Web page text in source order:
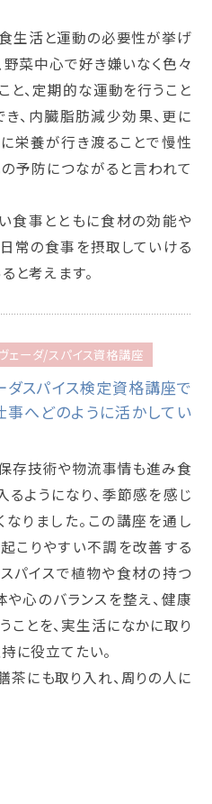
生活と運動の必要性が挙げ
野菜中心で好き嫌いなく色々
と、定期的な運動を行うこと
、内臓脂肪減少効果、更に
栄養が行き渡ることで慢性
予防につながると言われて
食事とともに食材の効能や
常の食事を摂取していける
と考えます。
ェーダ/スパイス資格講座
スパイス検定資格講座で
へどのように活かしてい
存技術や物流事情も進み食
ようになり、季節感を感じ
りました。この講座を通し
こりやすい不調を改善する
パイスで植物や食材の持つ
心のバランスを整え、健康
ことを、実生活になかに取り
に役立てたい。
茶にも取り入れ、周りの人に